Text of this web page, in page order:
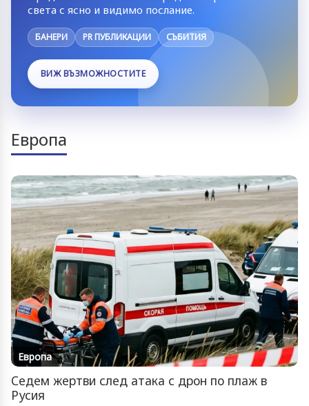
света с ясно и видимо послание.
БАНЕРИ PR ПУБЛИКАЦИИ СЪБИТИЯ
ВИЖ ВЪЗМОЖНОСТИТЕ
Европа
Европа
Седем жертви след атака с дрон по плаж в
Русия